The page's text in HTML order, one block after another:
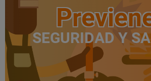
SEGURIDAD Y